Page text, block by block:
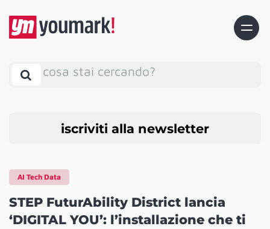
cosa stai cercando?
iscriviti alla newsletter
AI Tech Data
STEP FuturAbility District lancia
‘DIGITAL YOU’: l’installazione che ti